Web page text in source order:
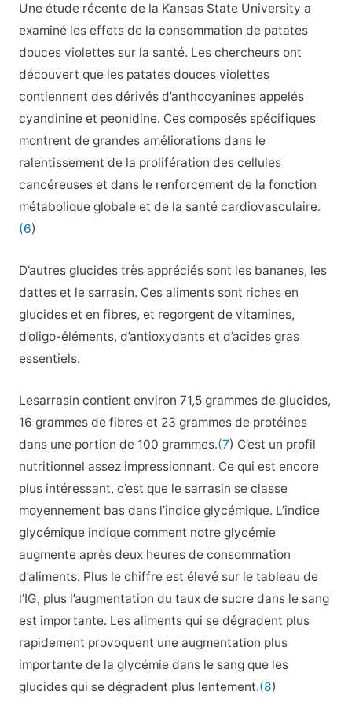
Une étude récente de la Kansas State University a
examiné les effets de la consommation de patates
douces violettes sur la santé. Les chercheurs ont
découvert que les patates douces violettes
contiennent des dérivés d’anthocyanines appelés
cyandinine et peonidine. Ces composés spécifiques
montrent de grandes améliorations dans le
ralentissement de la prolifération des cellules
cancéreuses et dans le renforcement de la fonction
métabolique globale et de la santé cardiovasculaire.
(6)
D’autres glucides très appréciés sont les bananes, les
dattes et le sarrasin. Ces aliments sont riches en
glucides et en fibres, et regorgent de vitamines,
d’oligo-éléments, d’antioxydants et d’acides gras
essentiels.
Lesarrasin contient environ 71,5 grammes de glucides,
16 grammes de fibres et 23 grammes de protéines
dans une portion de 100 grammes.(7) C’est un profil
nutritionnel assez impressionnant. Ce qui est encore
plus intéressant, c’est que le sarrasin se classe
moyennement bas dans l’indice glycémique. L’indice
glycémique indique comment notre glycémie
augmente après deux heures de consommation
d’aliments. Plus le chiffre est élevé sur le tableau de
l’IG, plus l’augmentation du taux de sucre dans le sang
est importante. Les aliments qui se dégradent plus
rapidement provoquent une augmentation plus
importante de la glycémie dans le sang que les
glucides qui se dégradent plus lentement.(8)